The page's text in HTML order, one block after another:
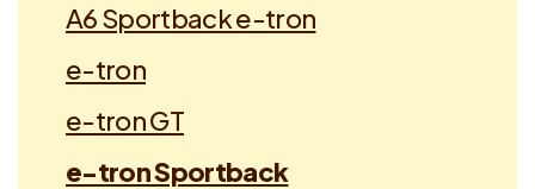
A6 Sportback e-tron
e-tron
e-tron GT
e-tron Sportback